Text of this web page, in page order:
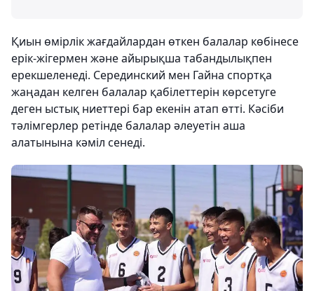
Қиын өмірлік жағдайлардан өткен балалар көбінесе
ерік-жігермен және айырықша табандылықпен
ерекшеленеді. Серединский мен Гайна спортқа
жаңадан келген балалар қабілеттерін көрсетуге
деген ыстық ниеттері бар екенін атап өтті. Кәсіби
тәлімгерлер ретінде балалар әлеуетін аша
алатынына кәміл сенеді.